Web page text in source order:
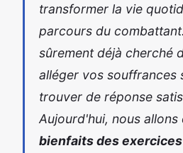
transformer la vie
parcours du
sûrement déjà cherché
alléger vos souffrances
trouver de réponse
Aujourd'hui, nous
bienfaits des